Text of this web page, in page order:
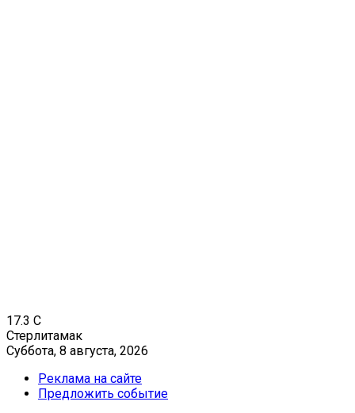
17.3 C
Стерлитамак
Суббота, 8 августа, 2026
Реклама на сайте
Предложить событие